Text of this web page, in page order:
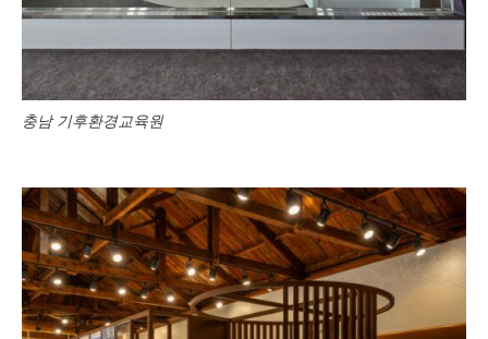
충남 기후환경교육원